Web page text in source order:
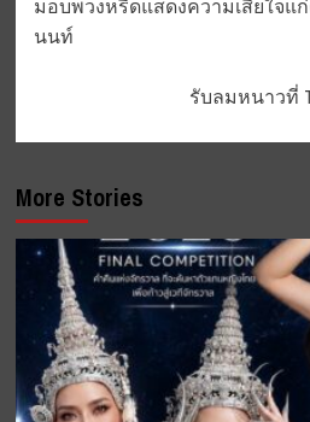
มอบพวงหรีดแสดงความเสียใจ
นนท์
รับลมหนาวที่
More Stories